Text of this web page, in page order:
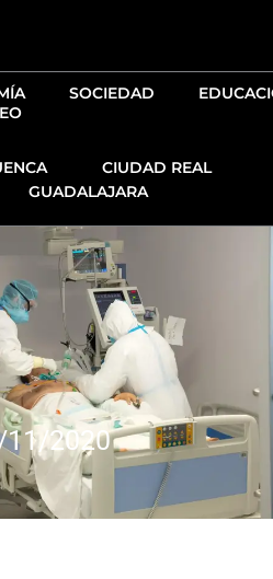
SOCIEDAD
CIUDAD REAL
GUADALAJARA
11/2020